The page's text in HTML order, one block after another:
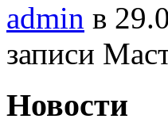
admin в
записи
Новости